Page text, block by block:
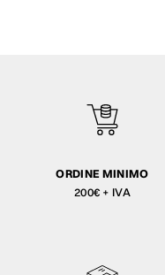
ORDINE MINIMO
200€ + IVA